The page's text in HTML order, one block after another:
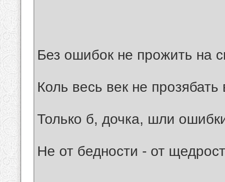
Без ошибок не прожить на
Коль весь век не
Только б, дочка, шли
Не от бедности - от